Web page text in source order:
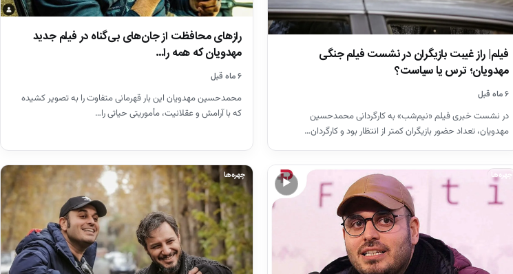
فیلم| راز غیبت بازیگران در نشست فیلم جنگی
مهدویان؛ ترس یا سیاست؟
۶ ماه قبل
در نشست خبری فیلم «نیم‌شب» به کارگردانی محمدحسین
مهدویان، تعداد حضور بازیگران کمتر از انتظار بود و کارگردان…
رازهای محافظت از جان‌های بی‌گناه در فیلم جدید
مهدویان که همه را…
۶ ماه قبل
محمدحسین مهدویان این بار قهرمانی متفاوت را به تصویر کشیده
که با آرامش و عقلانیت، مأموریتی حیاتی را…
▶
چهره‌ها چهره‌ها